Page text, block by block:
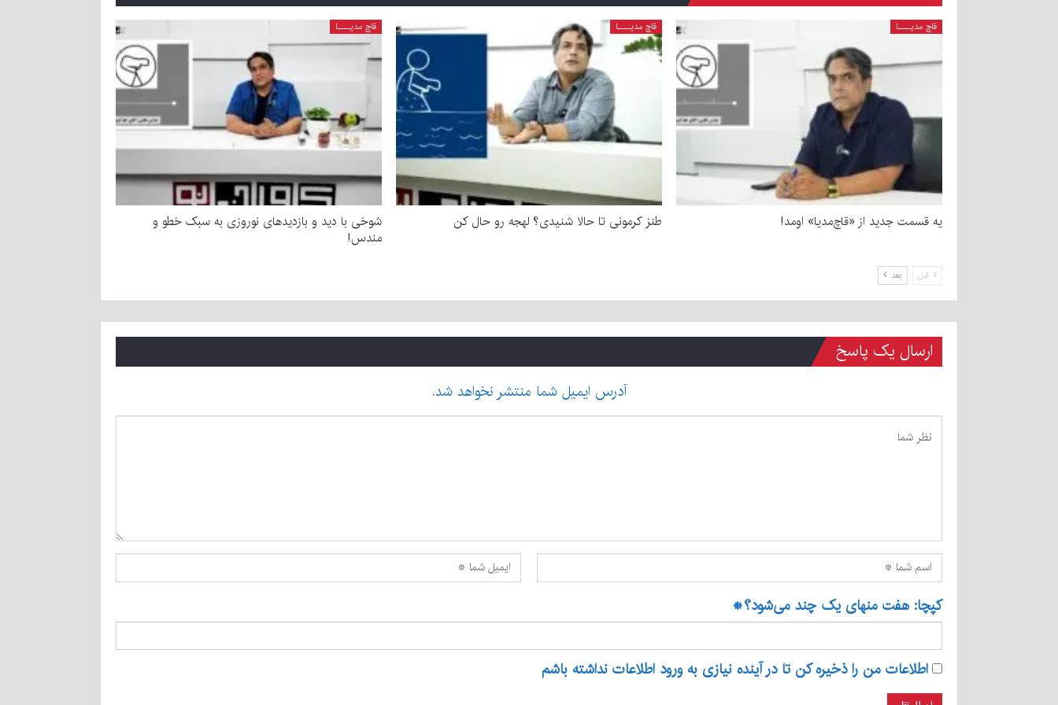
قاچ مدیــــا
یه قسمت جدید از «قاچ‌مدیا» اومد!
قاچ مدیــــا
طنز کرمونی تا حالا شنیدی؟ لهجه رو حال کن
قاچ مدیــــا
شوخی با دید و بازدیدهای نوروزی به سبک خطو و
مندس!
قبل بعد
ارسال یک پاسخ
آدرس ایمیل شما منتشر نخواهد شد.
کپچا: هفت منهای یک چند می‌شود؟*
اطلاعات من را ذخیره کن تا در آینده نیازی به ورود اطلاعات نداشته باشم